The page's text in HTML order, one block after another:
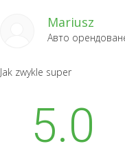
Mariusz
Авто орендоване
Jak zwykle super
5.0